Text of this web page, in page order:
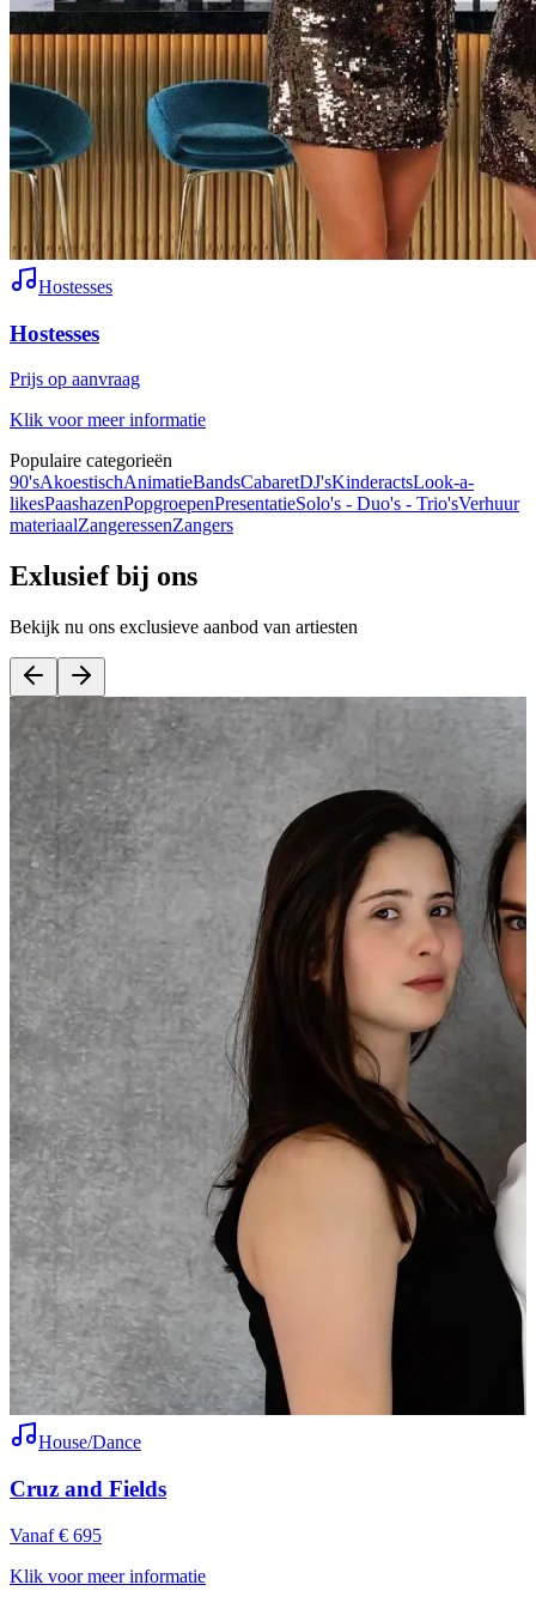
Hostesses
Hostesses
Prijs op aanvraag
Klik voor meer informatie
Populaire categorieën
90'sAkoestischAnimatieBandsCabaretDJ'sKinderactsLook-a-
likesPaashazenPopgroepenPresentatieSolo's - Duo's - Trio'sVerhuur
materiaalZangeressenZangers
Exlusief bij ons
Bekijk nu ons exclusieve aanbod van artiesten
House/Dance
Cruz and Fields
Vanaf € 695
Klik voor meer informatie